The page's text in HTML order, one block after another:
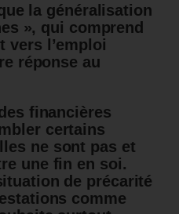
la généralisation
», qui comprend
vers l’emploi
réponse au
financières
certains
ne sont pas et
une fin en soi.
de précarité
comme